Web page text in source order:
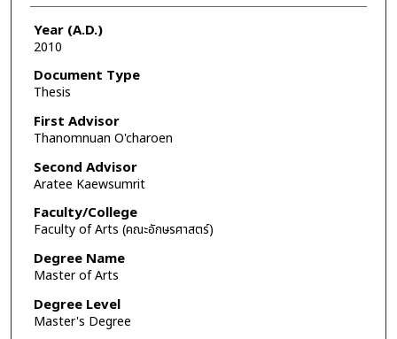
Year (A.D.)
2010
Document Type
Thesis
First Advisor
Thanomnuan O'charoen
Second Advisor
Aratee Kaewsumrit
Faculty/College
Faculty of Arts (คณะอักษรศาสตร์)
Degree Name
Master of Arts
Degree Level
Master's Degree